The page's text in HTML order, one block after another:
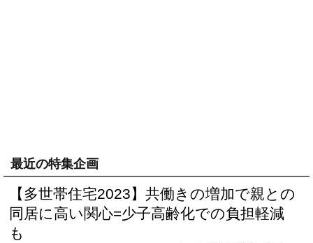
最近の特集企画
【多世帯住宅2023】共働きの増加で親との
同居に高い関心=少子高齢化での負担軽減
も